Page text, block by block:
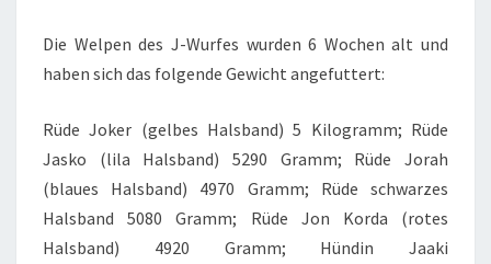
Die Welpen des J-Wurfes wurden 6 Wochen alt und
haben sich das folgende Gewicht angefuttert:
Rüde Joker (gelbes Halsband) 5 Kilogramm; Rüde
Jasko (lila Halsband) 5290 Gramm; Rüde Jorah
(blaues Halsband) 4970 Gramm; Rüde schwarzes
Halsband 5080 Gramm; Rüde Jon Korda (rotes
Halsband) 4920 Gramm; Hündin Jaaki